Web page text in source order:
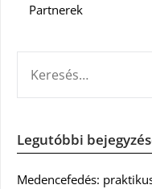
Partnerek
Legutóbbi
Medencefedés: